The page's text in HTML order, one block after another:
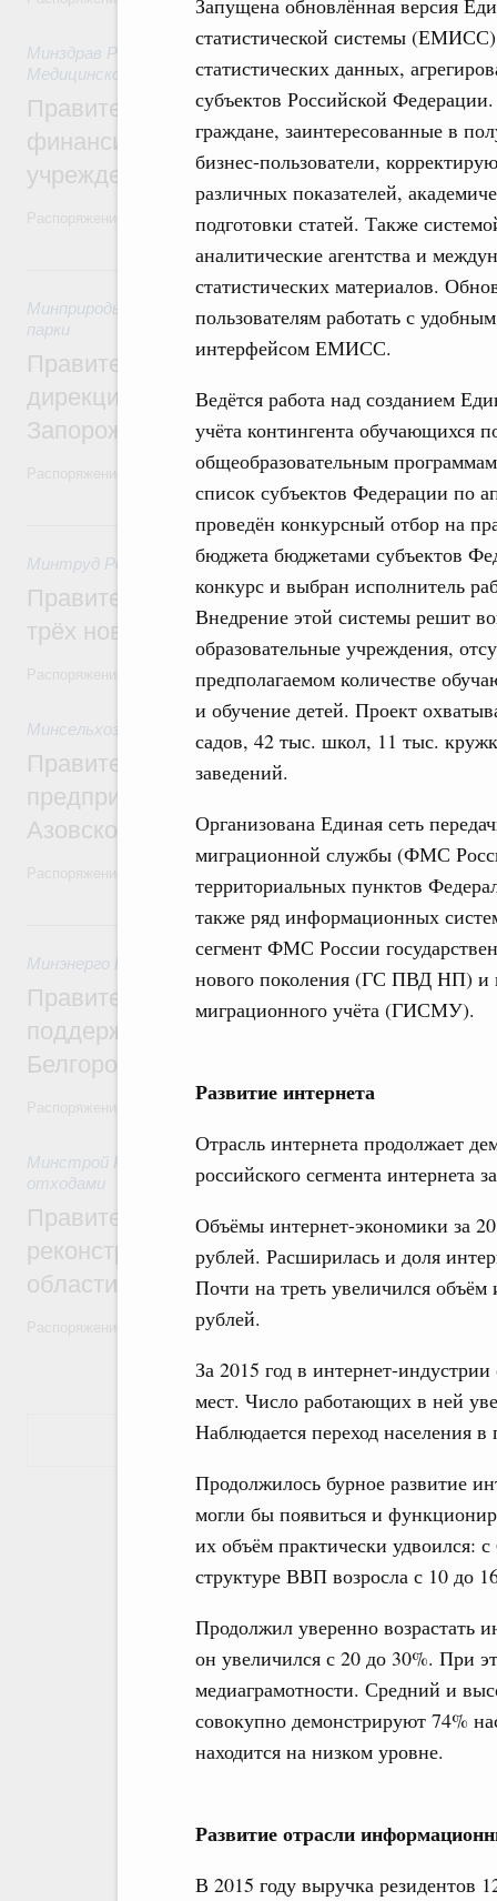
Запущена обновлённая версия
статистической системы
статистических данных,
субъектов Российской
граждане, заинтересованные в
бизнес-пользователи,
различных показателей,
подготовки статей. Также
аналитические агентства и
статистических материалов.
пользователям работать с
интерфейсом ЕМИСС.
Ведётся работа над созданием
учёта контингента обучающихся
общеобразовательным
список субъектов Федерации по
проведён конкурсный отбор на
бюджета бюджетами субъектов
конкурс и выбран исполнитель
Внедрение этой системы решит
образовательные учреждения,
предполагаемом количестве
и обучение детей. Проект
садов, 42 тыс. школ, 11 тыс.
заведений.
Организована Единая сеть
миграционной службы (ФМС
территориальных пунктов
также ряд информационных
сегмент ФМС России
нового поколения (ГС ПВД НП) и
миграционного учёта (ГИСМУ).
Развитие интернета
Отрасль интернета продолжает
российского сегмента интернета
Объёмы интернет-экономики за
рублей. Расширилась и доля
Почти на треть увеличился
рублей.
За 2015 год в интернет-
мест. Число работающих в ней
Наблюдается переход населения
Продолжилось бурное развитие
могли бы появиться и
их объём практически удвоился:
структуре ВВП возросла с 10 до
Продолжил уверенно возрастать
он увеличился с 20 до 30%. При
медиаграмотности. Средний и
совокупно демонстрируют 74%
находится на низком уровне.
Развитие отрасли
В 2015 году выручка резидентов
Минздрав России
Организация системы
Медицинское страхование
Правительство направит ряду регионов
финансирование на строительство и
учреждений
Распоряжение от 18 июля 2026 года №1897-р и распоряжение от
26 июля, воскресенье
Минприроды России
Охрана природы.
парки
Правительство утвердило
дирекции особо охраняемых природных
Запорожской области
Распоряжение от 21 июля 2026 года №1915-р
25 июля, суббота
Минтруд России 25 июля 2026 ,Инвалиды. Безбарьерная
Правительство выделило
трёх новых центров протезирования и
Распоряжение от 24 июля 2026 года №1953-р
Минсельхоз России
Правительство направит
предприятий рыбохозяйственного
Азовском морях
23 июля, четверг
Минэнерго России Теплоэнергетика,
Правительство выделило более 3,2
поддержку топливно-энергетического
Белгородской области
Распоряжение от 23 июля 2026 года №1946-р
Минстрой России
отходами
Правительство направит более 780 млн
реконструкцию очистных сооружений в
области
Распоряжение от 22 июля 2026 года №1936-р
Показать еще